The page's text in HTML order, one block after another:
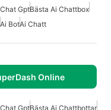
GptBästa Ai Chattbox
Ai BotAi Chatt
Online
GptBästa Ai Chattbottar